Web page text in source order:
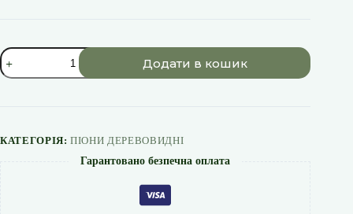
Піон
Деревовидний
БОРДОВИЙ
Додати в кошик
КАТЕГОРІЯ:ПІОНИ ДЕРЕВОВИДНІ
Гарантовано безпечна оплата